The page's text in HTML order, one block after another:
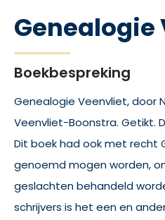
Genealogie
Boekbespreking
Genealogie Veenvliet, door
Veenvliet-Boonstra. Getikt.
Dit boek had ook met recht
genoemd mogen worden,
geslachten behandeld
schrijvers is het een en